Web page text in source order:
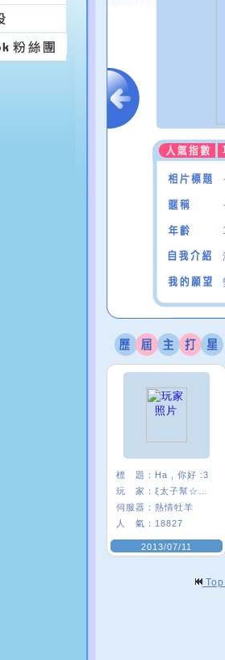
標 題： Ha , 你好 :3
玩 家：
伺服器： 熱情牡羊
人 氣： 18827
2013/07/11